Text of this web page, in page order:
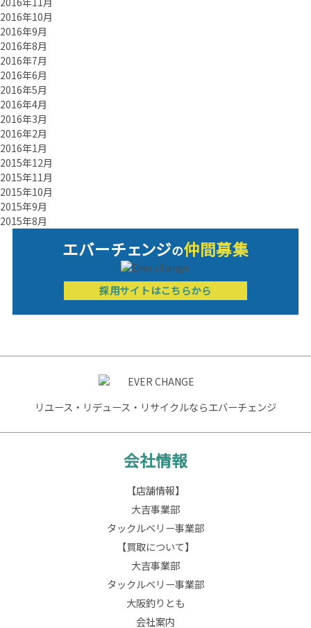
2016年10月
2016年9月
2016年8月
2016年7月
2016年6月
2016年5月
2016年4月
2016年3月
2016年2月
2016年1月
2015年12月
2015年11月
2015年10月
2015年9月
2015年8月
エバーチェンジの仲間募集
採用サイトはこちらから
リユース・リデュース・リサイクルならエバーチェンジ
会社情報
【店舗情報】
大吉事業部
タックルベリー事業部
【買取について】
大吉事業部
タックルベリー事業部
大阪釣りとも
会社案内